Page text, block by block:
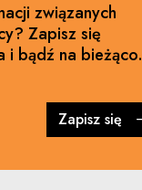
związanych
Zapisz się
i bądź na bieżąco.
Zapisz się